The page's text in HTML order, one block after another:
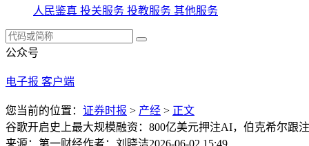
人民鉴真 投关服务 投教服务 其他服务
公众号
电子报 客户端
您当前的位置： 证券时报 > 产经 > 正文
谷歌开启史上最大规模融资：800亿美元押注AI，伯克希尔跟
来源：第一财经作者：刘晓洁2026-06-02 15:49